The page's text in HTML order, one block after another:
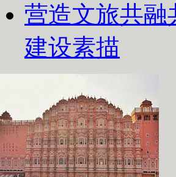
营造文旅共融
建设素描